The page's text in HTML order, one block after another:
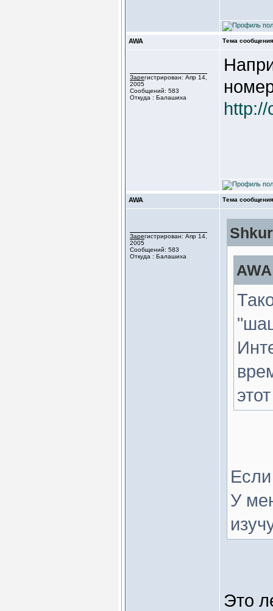
AWA Тема
Зарегистрирован: Апр 14,
2005
Сообщений: 583
Откуда : Балашиха
AWA Тема
Зарегистрирован: Апр 14,
2005
Сообщений: 583
Откуда : Балашиха
У
Это